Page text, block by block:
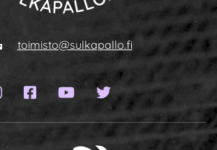
Sähköposti
toimisto@sulkapallo.fi
Instagram-sivu
Facebook-sivu
YouTube-kanava
Twitter-sivu